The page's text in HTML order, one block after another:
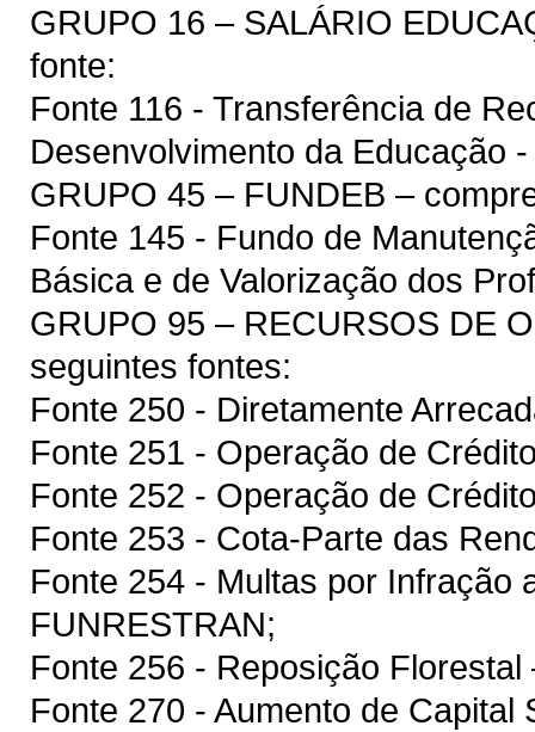
GRUPO 16 – SALÁRIO
fonte:
Fonte 116 - Transferência de
Desenvolvimento da Educação
GRUPO 45 – FUNDEB –
Fonte 145 - Fundo de
Básica e de Valorização dos
GRUPO 95 – RECURSOS DE
seguintes fontes:
Fonte 250 - Diretamente
Fonte 251 - Operação de
Fonte 252 - Operação de
Fonte 253 - Cota-Parte das
Fonte 254 - Multas por Infração
FUNRESTRAN;
Fonte 256 - Reposição Florestal
Fonte 270 - Aumento de Capital